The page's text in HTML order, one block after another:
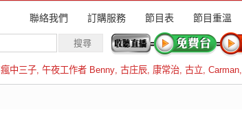
聯絡我們 訂購服務 節目表 節目重溫
瘋中三子, 午夜工作者 Benny, 古庄辰, 康常治, 古立, Carman,